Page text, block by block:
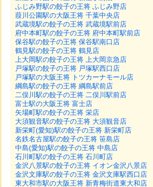
ふじみ野駅の餃子の王将 ふじみ野店
葭川公園駅の大阪王将 千葉中央店
武蔵境駅の餃子の王将 武蔵境駅前店
府中本町駅の餃子の王将 府中本町駅前店
保谷駅の餃子の王将 保谷駅南口店
鶴見駅の餃子の王将 鶴見店
上大岡駅の餃子の王将 上大岡京急店
戸塚駅の餃子の王将 戸塚駅西口店
戸塚駅の大阪王将 トツカーナモール店
綱島駅の餃子の王将 綱島駅前店
二俣川駅の餃子の王将 二俣川駅前店
富士駅の大阪王将 富士店
矢場町駅の餃子の王将 栄店
大須観音駅の餃子の王将 大須観音店
新栄町(愛知)駅の餃子の王将 新栄町店
名鉄名古屋駅の餃子の王将 笹島店
中島(愛知)駅の餃子の王将 中島店
石川町駅の餃子の王将 石川町店
金沢八景駅の餃子の王将 イオン金沢八景店
金沢文庫駅の餃子の王将 金沢文庫駅西口店
東大和市駅の大阪王将 新青梅街道東大和店